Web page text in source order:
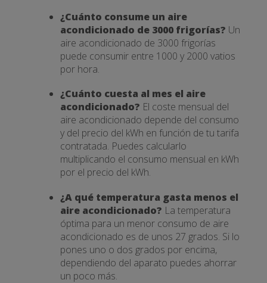
¿Cuánto consume un aire
acondicionado de 3000 frigorías? Un
aire acondicionado de 3000 frigorías
puede consumir entre 1000 y 2000 vatios
por hora.
¿Cuánto cuesta al mes el aire
acondicionado? El coste mensual del
aire acondicionado depende del consumo
y del precio del kWh en función de tu tarifa
contratada. Puedes calcularlo
multiplicando el consumo mensual en kWh
por el precio del kWh.
¿A qué temperatura gasta menos el
aire acondicionado? La temperatura
óptima para un menor consumo de aire
acondicionado es de unos 27 grados. Si lo
pones uno o dos grados por encima,
dependiendo del aparato puedes ahorrar
un poco más.